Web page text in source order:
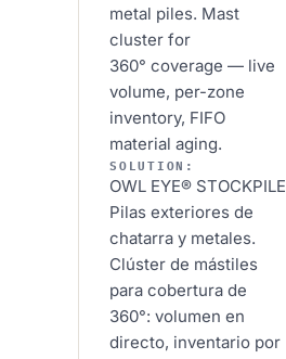
metal piles. Mast
cluster for
360° coverage — live
volume, per-zone
inventory, FIFO
material aging.
SOLUTION:
OWL EYE® STOCKPILE
Pilas exteriores de
chatarra y metales.
Clúster de mástiles
para cobertura de
360°: volumen en
directo, inventario por